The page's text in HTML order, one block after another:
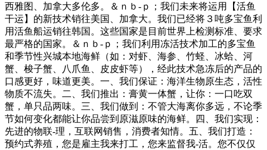
西雅图、加拿大多伦多。＆ｎｂ-ｐ；我们未来将运用【活鱼
干运】的新技术销往美国、加拿大。我们已经将３吨多宝鱼利
用活鱼船运销往韩国。这些国家是目前世界上检测标准、要求
最严格的国家。＆ｎｂ-ｐ；我们利用冻活技术加工的多宝鱼
和季节性兴城本地海鲜（如：对虾、海参、竹蛏、冰蛤、河
蟹、梭子蟹、八爪鱼、皮皮虾等），经此技术急冻后的产品的
口感更好，味道更美。一、我们保证：海洋生物原生态，活性
物质不流失。二、我们推出：膏黄一体蟹，让你：一口吃双
蟹，单只品两味。三、我们做到：不管大海离你多远，不论季
节如何变化都能让你品尝到原滋原味的海鲜。四、我们实现：
先进的物联-理，互联网销售，消费者知情。五、我们打造：
预约式养殖，您是雇主我来打工，您来监督我-活。您不仅仅